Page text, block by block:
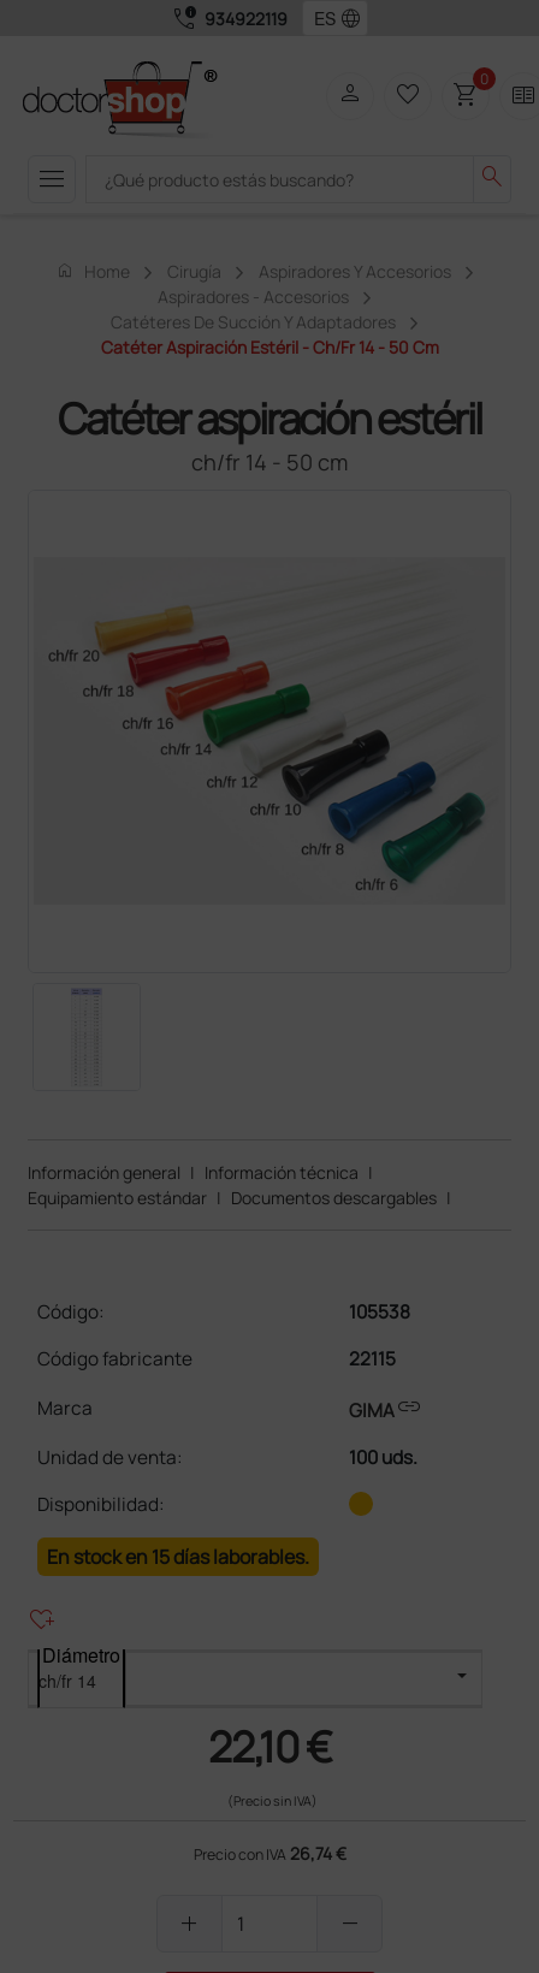
call_quality 934922119 language
menu search
person favorite_border shopping_cart0 two_pager
home Home Cirugía
Aspiradores Y Accesorios
Aspiradores - Accesorios
Catéteres De Succión Y Adaptadores
Catéter Aspiración Estéril - Ch/fr 14 - 50 Cm
Catéter aspiración estéril
ch/fr 14 - 50 cm
Información general | Información técnica |
Equipamiento estándar | Documentos descargables |
Código:
105538
Código fabricante
22115
Marca
GIMAlink
Unidad de venta:
100 uds.
Disponibilidad:
En stock en 15 días laborables.
heart_plus
Diámetro
22,10 €
(Precio sin IVA)
Precio con IVA 26,74 €
add remove